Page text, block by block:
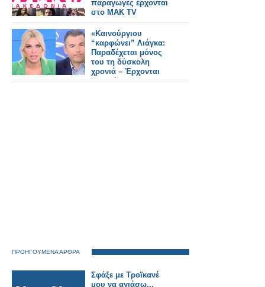
παραγωγές έρχονται
στο ΜΑΚ TV
«Καινούργιου
“καρφώνει” Λιάγκα:
Παραδέχεται μόνος
του τη δύσκολη
χρονιά – Έρχονται
αλλαγές στο
ΠΡΟΗΓΟΥΜΕΝΑ ΑΡΘΡΑ
Σφάξε με Τροϊκανέ
μου να αγιάσω...